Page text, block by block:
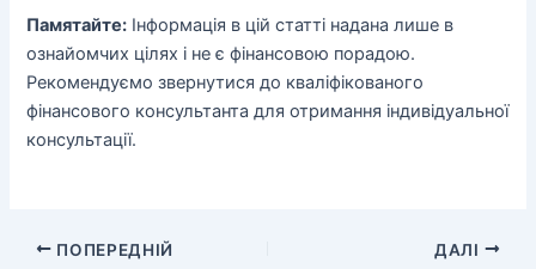
Памятайте: Інформація в цій статті надана лише в
ознайомчих цілях і не є фінансовою порадою.
Рекомендуємо звернутися до кваліфікованого
фінансового консультанта для отримання індивідуальної
консультації.
ПОПЕРЕДНІЙ ДАЛІ